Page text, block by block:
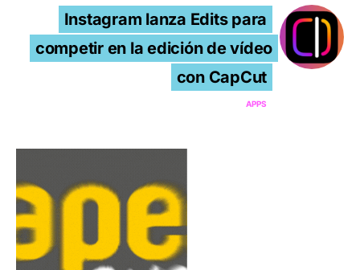
Instagram lanza Edits para
competir en la edición de vídeo
con CapCut
APPS